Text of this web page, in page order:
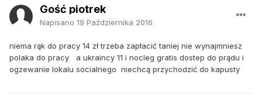
Gość piotrek
Napisano 19 Października 2016
niema rąk do pracy 14 zł trzeba zapłacić taniej nie wynajmniesz
polaka do pracy a ukraincy 11 i nocleg gratis dostep do prądu i
ogzewanie lokalu socialnego niechcą przychodzić do kapusty